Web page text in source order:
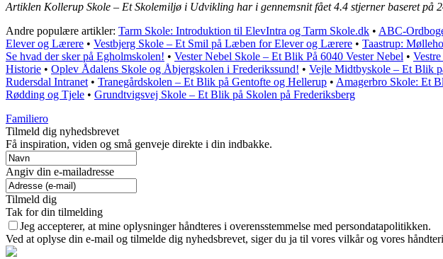
Artiklen Kollerup Skole – Et Skolemiljø i Udvikling har i gennemsnit fået4.4 stjerner baseret på
Andre populære artikler: Tarm Skole: Introduktion til ElevIntra og Tarm Skole.dk • ABC-
Elever og Lærere • Vestbjerg Skole – Et Smil på Læben for Elever og Lærere • Taastrup:
Se hvad der sker på Egholmskolen! • Vester Nebel Skole – Et Blik På 6040 Vester Nebel •
Historie • Oplev Ådalens Skole og Åbjergskolen i Frederikssund! • Vejle Midtbyskole – Et Blik
Rudersdal Intranet • Tranegårdskolen – Et Blik på Gentofte og Hellerup • Amagerbro Skole: Et
Rødding og Tjele • Grundtvigsvej Skole – Et Blik på Skolen på Frederiksberg
Familiero
Tilmeld dig nyhedsbrevet
Få inspiration, viden og små genveje direkte i din indbakke.
Angiv din e-mailadresse
Tilmeld dig
Tak for din tilmelding
Jeg accepterer, at mine oplysninger håndteres i overensstemmelse med persondatapolitikken.
Ved at oplyse din e-mail og tilmelde dig nyhedsbrevet, siger du ja til vores vilkår og vores